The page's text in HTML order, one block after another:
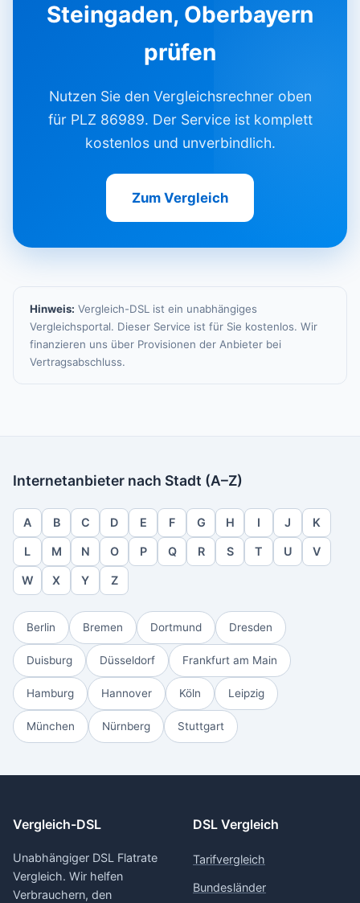
Steingaden, Oberbayern
prüfen
Nutzen Sie den Vergleichsrechner oben
für PLZ 86989. Der Service ist komplett
kostenlos und unverbindlich.
Zum Vergleich
Hinweis: Vergleich-DSL ist ein unabhängiges
Vergleichsportal. Dieser Service ist für Sie kostenlos. Wir
finanzieren uns über Provisionen der Anbieter bei
Vertragsabschluss.
Internetanbieter nach Stadt (A–Z)
A B C D E F G H I J K
L M N O P Q R S T U V
W X Y Z
Berlin Bremen Dortmund Dresden
Duisburg Düsseldorf Frankfurt am Main
Hamburg Hannover Köln Leipzig
München Nürnberg Stuttgart
Vergleich-DSL
Unabhängiger DSL Flatrate
Vergleich. Wir helfen
Verbrauchern, den
DSL Vergleich
Tarifvergleich
Bundesländer